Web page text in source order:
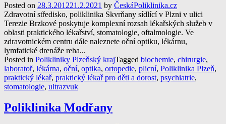
Posted on 28.3.201221.2.2021 by ČeskáPoliklinika.cz
Zdravotní středisko, poliklinika Skvrňany sídlící v Plzni v ulici
Terezie Brzkové poskytuje komplexní rozsah lékařských služeb v
oblasti praktického lékařství, stomatologie, oftalmologie. Ve
zdravotnickém centru dále naleznete oční optiku, lékárnu,
lymfatické drenáže reha...
Posted in Polikliniky Plzeňský krajTagged biochemie, chirurgie,
laboratoř, lékárna, oční, optika, ortopedie, plicní, Poliklinika Plzeň,
praktický lékař, praktický lékař pro děti a dorost, psychiatrie,
stomatologie, ultrazvuk
Poliklinika Modřany